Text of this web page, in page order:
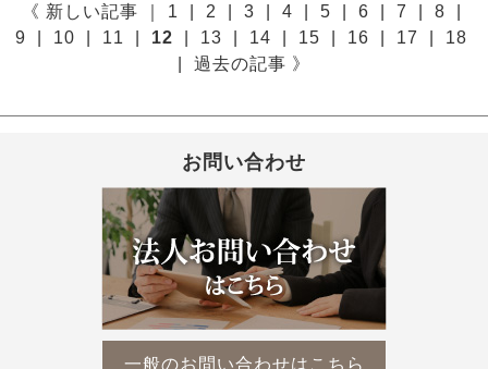
《 新しい記事 1 2 3 4 5 6 7 8
9
10 11 12 13 14 15 16 17
18
過去の記事 》
お問い合わせ
一般のお問い合わせはこちら